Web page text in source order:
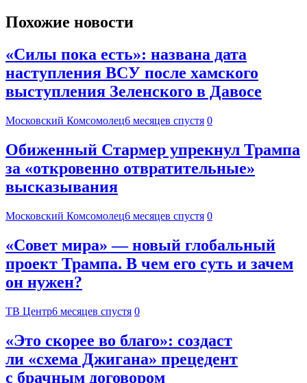
Похожие новости
«Силы пока есть»: названа дата
наступления ВСУ после хамского
выступления Зеленского в Давосе
Московский Комсомолец6 месяцев спустя 0
Обиженный Стармер упрекнул Трампа
за «откровенно отвратительные»
высказывания
Московский Комсомолец6 месяцев спустя 0
«Совет мира» — новый глобальный
проект Трампа. В чем его суть и зачем
он нужен?
ТВ Центр6 месяцев спустя 0
«Это скорее во благо»: создаст
ли «схема Джигана» прецедент
с брачным договором